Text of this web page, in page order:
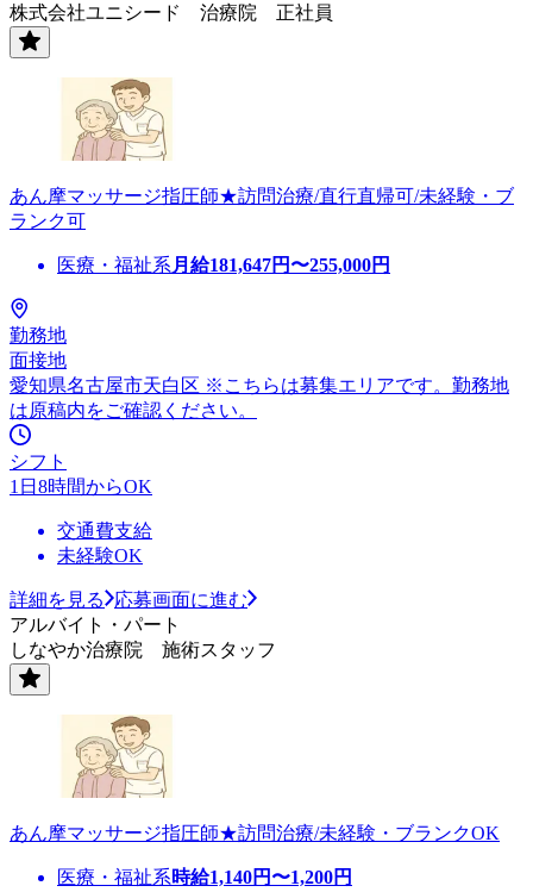
株式会社ユニシード 治療院 正社員
あん摩マッサージ指圧師★訪問治療/直行直帰可/未経験・ブ
ランク可
医療・福祉系 月給181,647円〜255,000円
勤務地
面接地
愛知県名古屋市天白区 ※こちらは募集エリアです。勤務地
は原稿内をご確認ください。
シフト
1日8時間からOK
交通費支給
未経験OK
詳細を見る
応募画面に進む
アルバイト・パート
しなやか治療院 施術スタッフ
あん摩マッサージ指圧師★訪問治療/未経験・ブランクOK
医療・福祉系時給1,140円〜1,200円